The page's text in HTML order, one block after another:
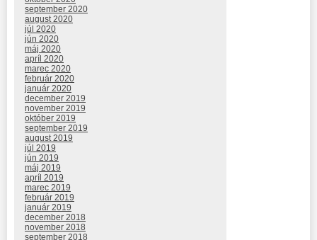
september 2020
august 2020
júl 2020
jún 2020
máj 2020
apríl 2020
marec 2020
február 2020
január 2020
december 2019
november 2019
október 2019
september 2019
august 2019
júl 2019
jún 2019
máj 2019
apríl 2019
marec 2019
február 2019
január 2019
december 2018
november 2018
september 2018